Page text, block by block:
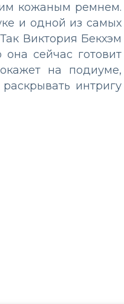
кожаным ремнем.
и одной из самых
Виктория Бекхэм
сейчас готовит
на подиуме,
интригу